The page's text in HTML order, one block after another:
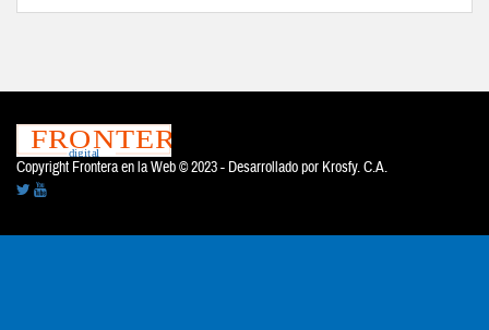
Copyright Frontera en la Web © 2023 - Desarrollado por Krosfy. C.A.